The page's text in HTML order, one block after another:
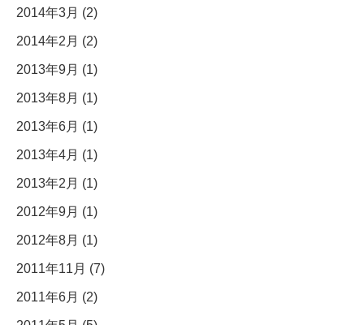
2014年3月 (2)
2014年2月 (2)
2013年9月 (1)
2013年8月 (1)
2013年6月 (1)
2013年4月 (1)
2013年2月 (1)
2012年9月 (1)
2012年8月 (1)
2011年11月 (7)
2011年6月 (2)